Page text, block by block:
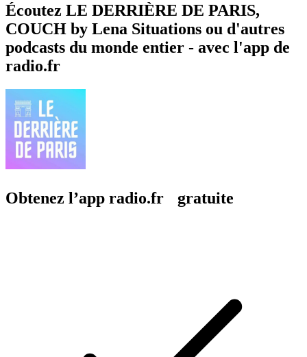
Écoutez LE DERRIÈRE DE PARIS,
COUCH by Lena Situations ou d'autres
podcasts du monde entier - avec l'app de
radio.fr
Obtenez l’app radio.fr gratuite